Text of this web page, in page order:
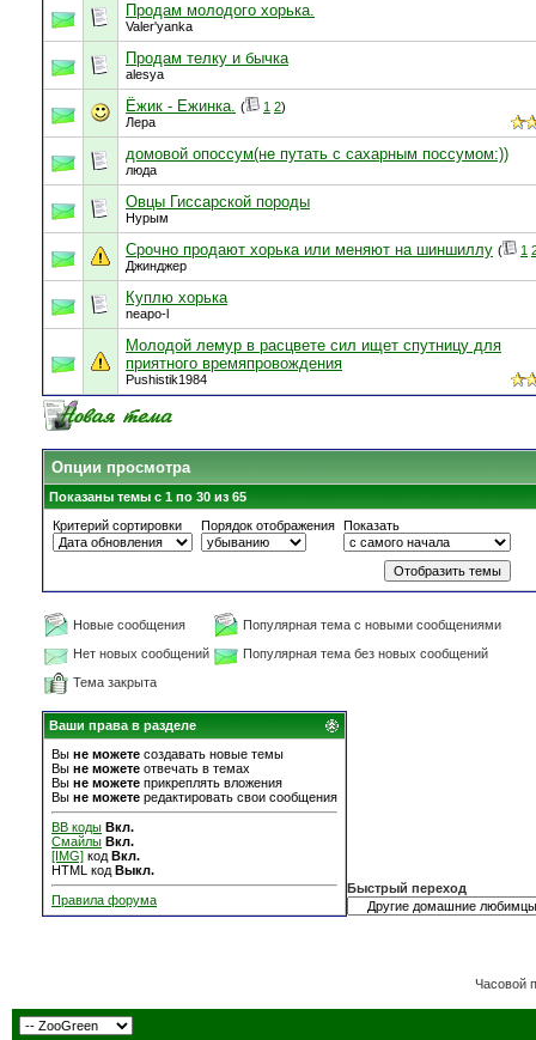
Продам молодого хорька.
Valer'yanka
Продам телку и бычка
alesya
Ёжик - Ежинка. ( 1 2)
Лера
домовой опоссум(не путать с сахарным поссумом:))
люда
Овцы Гиссарской породы
Нурым
Срочно продают хорька или меняют на шиншиллу ( 1
Джинджер
Куплю хорька
neapo-l
Молодой лемур в расцвете сил ищет спутницу для
приятного времяпровождения
Pushistik1984
Опции просмотра
Показаны темы с 1 по 30 из 65
Критерий сортировки
Порядок отображения Показать
Новые сообщения
Популярная тема с новыми сообщениями
Нет новых сообщений
Популярная тема без новых сообщений
Тема закрыта
Ваши права в разделе
Вы не можете создавать новые темы
Вы не можете отвечать в темах
Вы не можете прикреплять вложения
Вы не можете редактировать свои сообщения
BB коды Вкл.
Смайлы Вкл.
[IMG] код Вкл.
HTML код Выкл.
Правила форума
Быстрый переход
Часовой